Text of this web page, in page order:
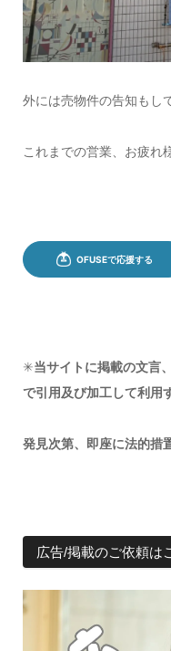
外には売物件の告知もし
これまでの営業、お疲れ
✳︎当サイトに掲載の文言
で引用及び加工して利用
発見次第、即座に法的措
広告/掲載のご依頼は